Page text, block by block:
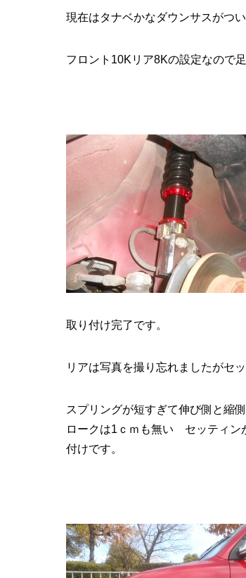
現在はタナベかなダウンサスがつい
フロント10Kリア8Kの設定なので
取り付け完了です。
リアは写真を撮り忘れましたがセ
スプリングが短すぎて伸び側と縮
ロークは1ｃｍも無い セッティン
付けです。